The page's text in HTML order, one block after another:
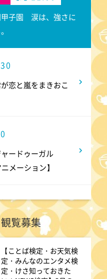
子園 涙は、強さに
恋と嵐をまきおこ
ードゥーガル
メーション】
フェス音楽LIVEダイ
覧募集
【ことば検定・お天気検
定・みんなのエンタメ検
定・けさ知っておきた